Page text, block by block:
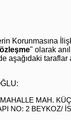
Korunmasına
" olarak
aşağıdaki taraflar
MAH.
NO: 2 BEYKOZ/